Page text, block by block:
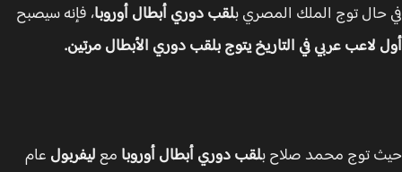
توج الملك المصري بلقب دوري أبطال أوروبا، فإنه سيصبح
لاعب عربي في التاريخ يتوج بلقب دوري الأبطال مرتين.
توج محمد صلاح بلقب دوري أبطال أوروبامعليفربولعام